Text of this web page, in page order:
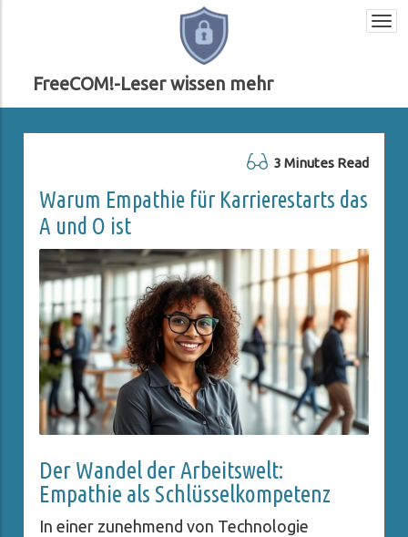
FreeCOM!-Leser wissen mehr
3 Minutes Read
Warum Empathie für Karrierestarts das
A und O ist
Der Wandel der Arbeitswelt:
Empathie als Schlüsselkompetenz
In einer zunehmend von Technologie